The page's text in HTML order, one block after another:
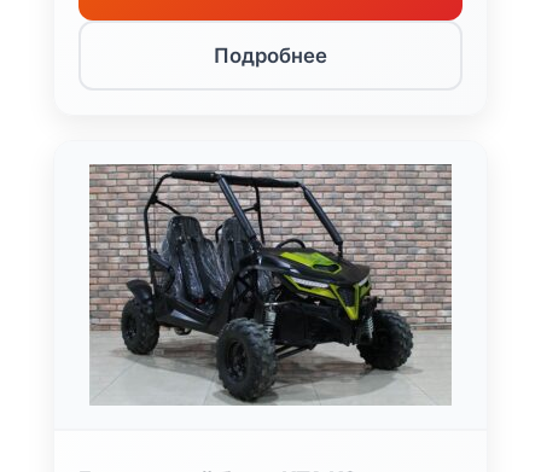
Подробнее